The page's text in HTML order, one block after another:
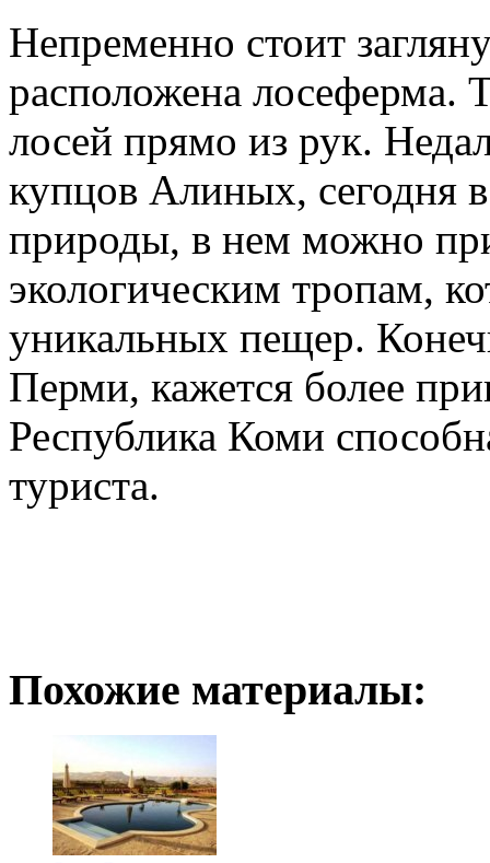
Непременно стоит
расположена лосеферма.
лосей прямо из рук.
купцов Алиных, сегодня
природы, в нем можно
экологическим тропам,
уникальных пещер.
Перми, кажется более
Республика Коми
туриста.
Похожие материалы: